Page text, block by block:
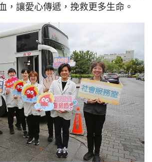
，讓愛心傳遞，挽救更多生命。